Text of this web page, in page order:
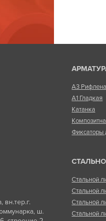
вн.тер.г.
ш.
А3
А1 Гладкая
Катанка
Фиксаторы
Стальной
Стальной
Стальной
Стальной